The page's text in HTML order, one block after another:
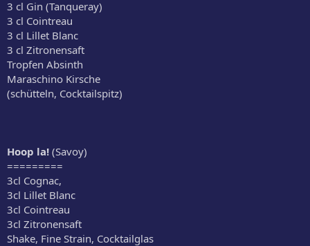
3 cl Gin (Tanqueray)
3 cl Cointreau
3 cl Lillet Blanc
3 cl Zitronensaft
Tropfen Absinth
Maraschino Kirsche
(schütteln, Cocktailspitz)
Hoop la! (Savoy)
=========
3cl Cognac,
3cl Lillet Blanc
3cl Cointreau
3cl Zitronensaft
Shake, Fine Strain, Cocktailglas